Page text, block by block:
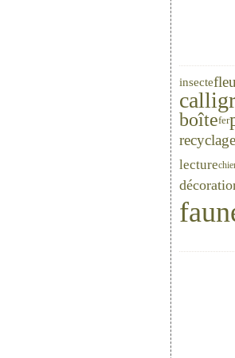
insecte
boîtefer
recyclage
lecture